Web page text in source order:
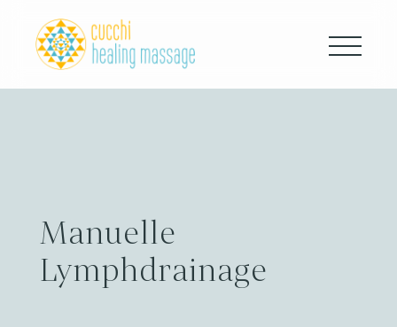
Lymphdrainage
Wellness
Manuelle
Lymphdrainage